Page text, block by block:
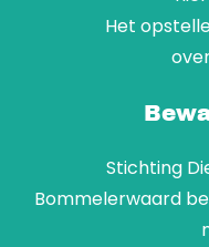
Het
Stichting
Bommelerwaard